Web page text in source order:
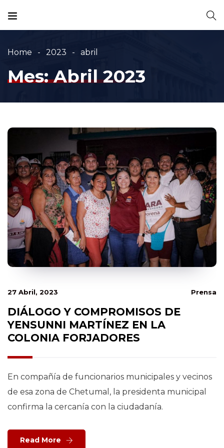
Home 2023 abril
Mes:Abril 2023
27 Abril, 2023 Prensa
DIÁLOGO Y COMPROMISOS DE
YENSUNNI MARTÍNEZ EN LA
COLONIA FORJADORES
En compañía de funcionarios municipales y vecinos
de esa zona de Chetumal, la presidenta municipal
confirma la cercanía con la ciudadanía.
Read More